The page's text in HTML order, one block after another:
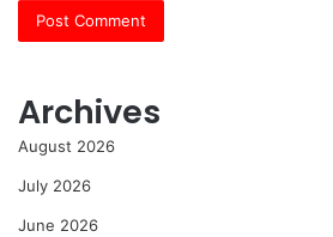
Archives
August 2026
July 2026
June 2026